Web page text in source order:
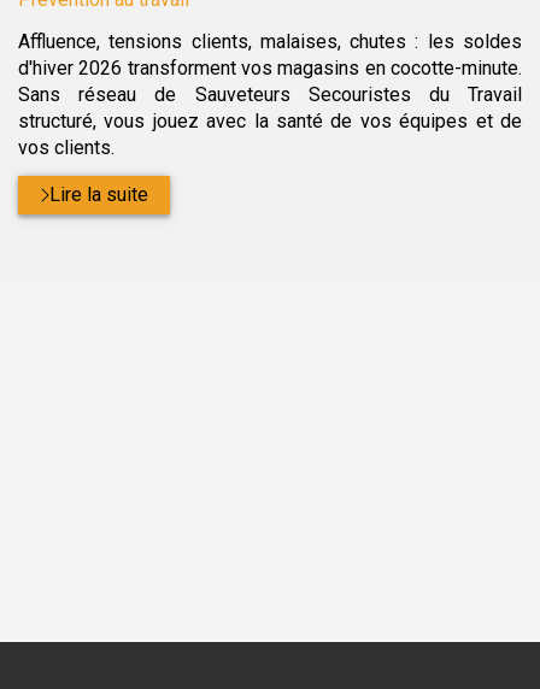
Affluence, tensions clients, malaises, chutes : les soldes
d'hiver 2026 transforment vos magasins en cocotte-minute.
Sans réseau de Sauveteurs Secouristes du Travail
structuré, vous jouez avec la santé de vos équipes et de
vos clients.
Lire la suite